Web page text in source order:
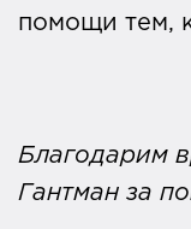
помощи тем,
Благодарим
Гантман за